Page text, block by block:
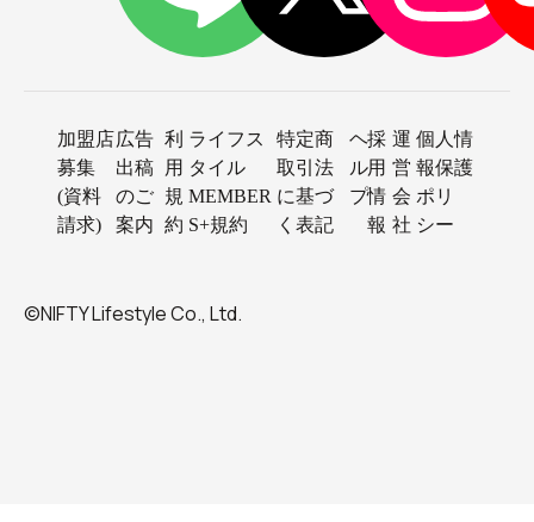
加盟店
募集
(資料
請求)
広告
出稿
のご
案内
利
用
規
約
ライフス
タイル
MEMBER
S+規約
特定商
取引法
に基づ
く表記
ヘ
ル
プ
採
用
情
報
運
営
会
社
個人情
報保護
ポリ
シー
©NIFTY Lifestyle Co., Ltd.